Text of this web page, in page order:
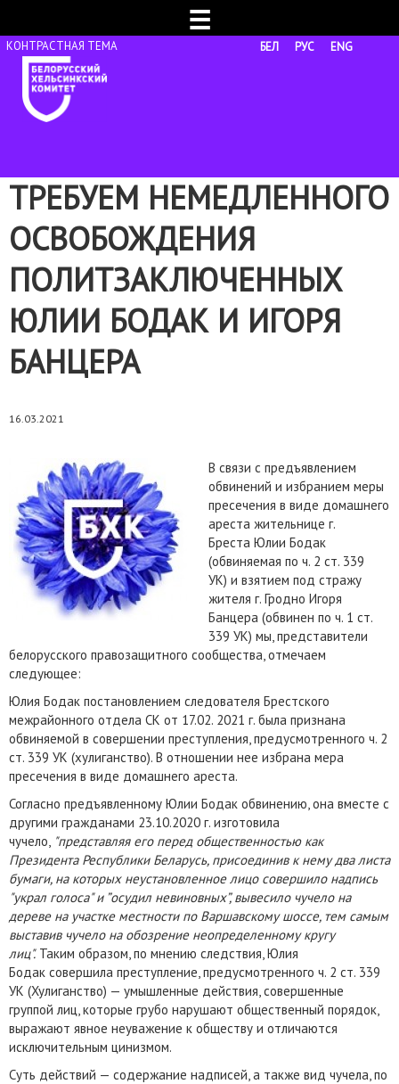
☰
БЕЛ РУС ENG
ТРЕБУЕМ НЕМЕДЛЕННОГО
ОСВОБОЖДЕНИЯ
ПОЛИТЗАКЛЮЧЕННЫХ
ЮЛИИ БОДАК И ИГОРЯ
БАНЦЕРА
16.03.2021
В связи с предъявлением
обвинений и избранием меры
пресечения в виде домашнего
ареста жительнице г.
Бреста Юлии Бодак
(обвиняемая по ч. 2 ст. 339
УК) и взятием под стражу
жителя г. Гродно Игоря
Банцера (обвинен по ч. 1 ст.
339 УК) мы, представители
белорусского правозащитного сообщества, отмечаем
следующее:
Юлия Бодак постановлением следователя Брестского
межрайонного отдела СК от 17.02. 2021 г. была признана
обвиняемой в совершении преступления, предусмотренного ч. 2
ст. 339 УК (хулиганство). В отношении нее избрана мера
пресечения в виде домашнего ареста.
Согласно предъявленному Юлии Бодак обвинению, она вместе с
другими гражданами 23.10.2020 г. изготовила
чучело, "представляя его перед общественностью как
Президента Республики Беларусь, присоединив к нему два листа
бумаги, на которых неустановленное лицо совершило надпись
"украл голоса" и ”осудил невиновных”, вывесило чучело на
дереве на участке местности по Варшавскому шоссе, тем самым
выставив чучело на обозрение неопределенному кругу
лиц".Таким образом, по мнению следствия, Юлия
Бодак совершила преступление, предусмотренного ч. 2 ст. 339
УК (Хулиганство) — умышленные действия, совершенные
группой лиц, которые грубо нарушают общественный порядок,
выражают явное неуважение к обществу и отличаются
исключительным цинизмом.
Суть действий — содержание надписей, а также вид чучела, по